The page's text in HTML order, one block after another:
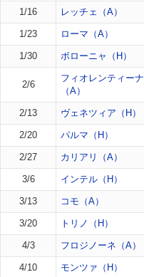
1/16 レッチェ（A）
1/23 ローマ（A）
1/30 ボローニャ（H）
2/6
フィオレンティーナ
（A）
2/13 ヴェネツィア（H）
2/20 パルマ（H）
2/27 カリアリ（A）
3/6 インテル（H）
3/13 コモ（A）
3/20 トリノ（H）
4/3 フロジノーネ（A）
4/10 モンツァ（H）